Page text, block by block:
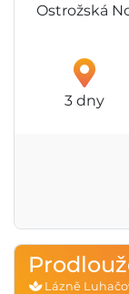
Ostrožská
3 dny
Lázně